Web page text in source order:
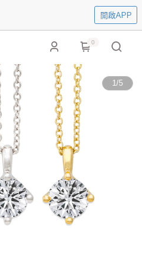
開啟APP
0
1/5